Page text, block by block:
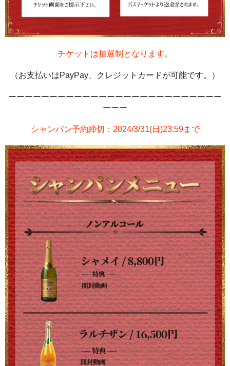
チケットは抽選制となります。
（お支払いはPayPay、クレジットカードが可能です。）
ーーーーーーーーーーーーーーーーーーーーーーーーーー
ーーー
シャンパン予約締切：2024/3/31(日)23:59まで